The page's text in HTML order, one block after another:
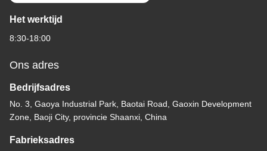
Het werktijd
8:30-18:00
Ons adres
Bedrijfsadres
No. 3, Gaoya Industrial Park, Baotai Road, Gaoxin Development
Zone, Baoji City, provincie Shaanxi, China
Fabrieksadres